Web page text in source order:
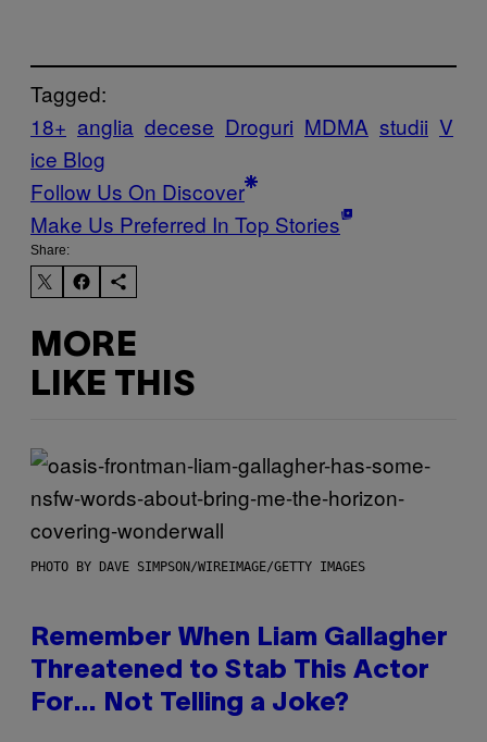
Tagged:
18+ anglia decese Droguri MDMA studii V
ice Blog
Follow Us On Discover
Make Us Preferred In Top Stories
Share:
MORE
LIKE THIS
PHOTO BY DAVE SIMPSON/WIREIMAGE/GETTY IMAGES
Remember When Liam Gallagher
Threatened to Stab This Actor
For… Not Telling a Joke?